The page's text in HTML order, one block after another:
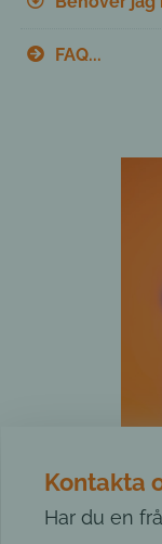
FAQ...
Kontakta
Har du en